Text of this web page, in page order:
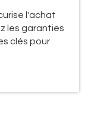
l'achat
les garanties
clés pour